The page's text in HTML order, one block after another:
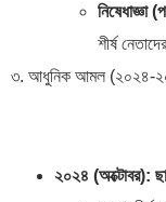
নিষেধাজ্ঞা
শীর্ষ
৩. আধুনিক আমল (২০২৪-
২০২৪ (অক্টোবর):